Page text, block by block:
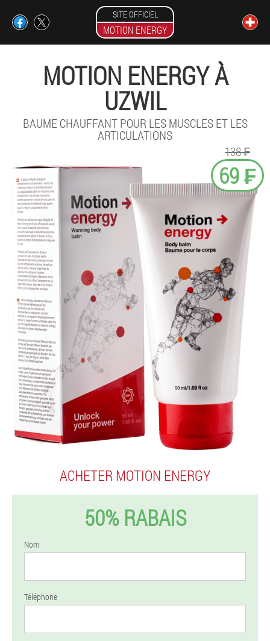
SITE OFFICIEL
MOTION ENERGY
MOTION ENERGY À
UZWIL
BAUME CHAUFFANT POUR LES MUSCLES ET LES
ARTICULATIONS
138 ₣
69 ₣
ACHETER MOTION ENERGY
50% RABAIS
Nom
Téléphone